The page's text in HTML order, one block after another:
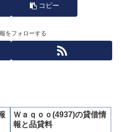
コピー
をフォローする
Ｗａｑｏｏ(4937)の貸借情
報と品貸料